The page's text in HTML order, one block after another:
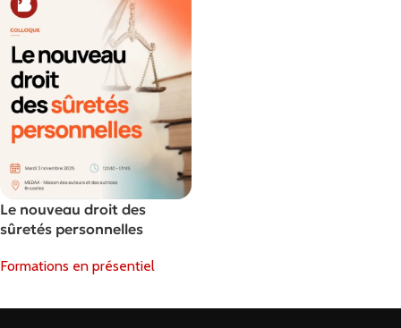
Le nouveau droit des
sûretés personnelles
Formations en présentiel